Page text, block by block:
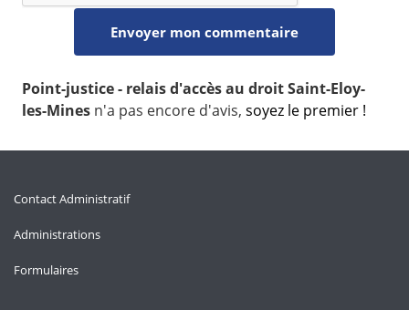
Point-justice - relais d'accès au droit Saint-Eloy-
les-Mines n'a pas encore d'avis, soyez le premier !
Contact Administratif
Administrations
Formulaires